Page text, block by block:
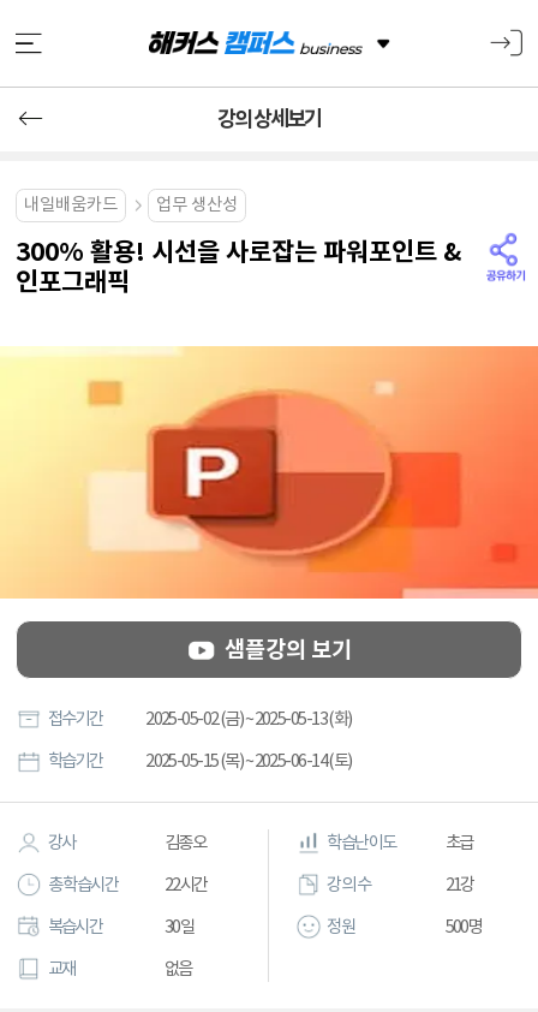
강의 상세보기
내일배움카드 업무 생산성
300% 활용! 시선을 사로잡는 파워포인트 &
인포그래픽
샘플강의 보기
접수기간 2025-05-02 (금) ~ 2025-05-13 (화)
학습기간 2025-05-15 (목) ~ 2025-06-14 (토)
강사 김종오
총 학습시간 22시간
복습시간 30일
교재 없음
학습난이도 초급
강의 수 21강
정원 500명